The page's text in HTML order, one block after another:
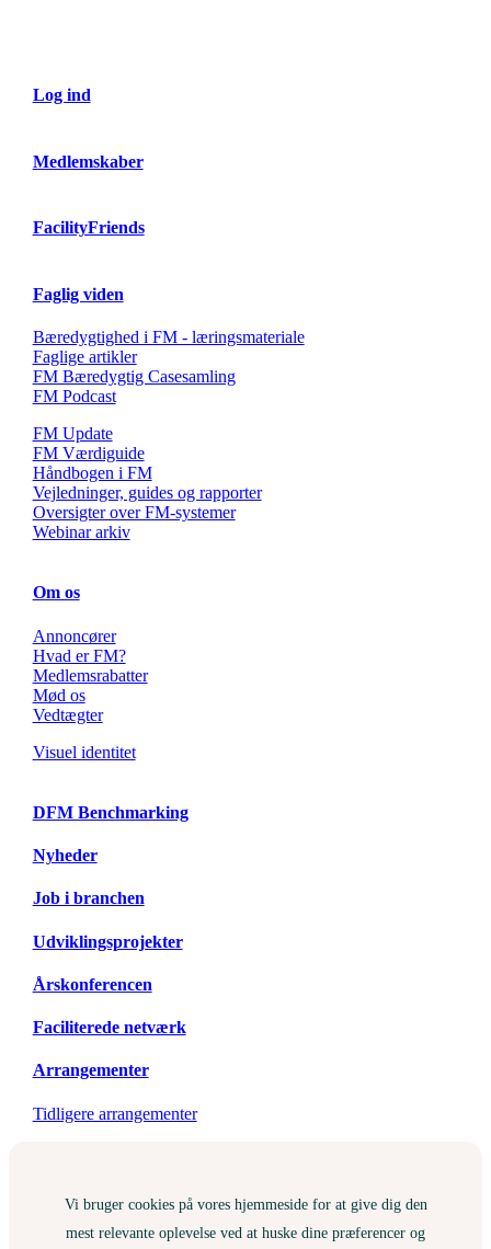
Log ind
Medlemskaber
FacilityFriends
Faglig viden
Bæredygtighed i FM - læringsmateriale
Faglige artikler
FM Bæredygtig Casesamling
FM Podcast
FM Update
FM Værdiguide
Håndbogen i FM
Vejledninger, guides og rapporter
Oversigter over FM-systemer
Webinar arkiv
Om os
Annoncører
Hvad er FM?
Medlemsrabatter
Mød os
Vedtægter
Visuel identitet
DFM Benchmarking
Nyheder
Job i branchen
Udviklingsprojekter
Årskonferencen
Faciliterede netværk
Arrangementer
Tidligere arrangementer
Vi bruger cookies på vores hjemmeside for at give dig den
mest relevante oplevelse ved at huske dine præferencer og